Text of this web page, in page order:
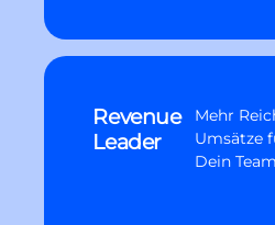
Revenue
Leader
Mehr
Umsätze
Dein Team